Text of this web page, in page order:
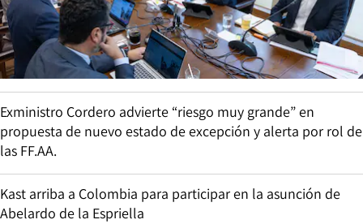
Exministro Cordero advierte “riesgo muy grande” en
propuesta de nuevo estado de excepción y alerta por rol de
las FF.AA.
Kast arriba a Colombia para participar en la asunción de
Abelardo de la Espriella